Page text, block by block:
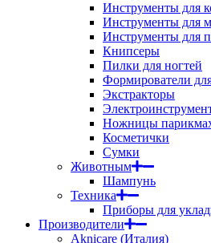
Инструменты для
Инструменты для
Инструменты для
Книпсеры
Пилки для ногтей
Формирователи
Экстракторы
Ножницы
Косметички
Сумки
Животным
Шампунь
Техника
Приборы для
Производители
Aknicare (Италия)